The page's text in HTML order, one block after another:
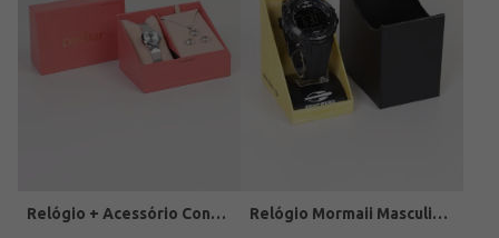
Relógio + Acessório Condor Feminino PRATA Relógio Mormaii Masculino PRETO